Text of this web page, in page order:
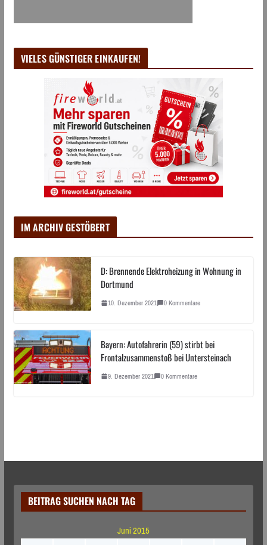
VIELES GÜNSTIGER EINKAUFEN!
IM ARCHIV GESTÖBERT
D: Brennende Elektroheizung in Wohnung in
Dortmund
10. Dezember 2021 0 Kommentare
Bayern: Autofahrerin (59) stirbt bei
Frontalzusammenstoß bei Untersteinach
9. Dezember 2021 0 Kommentare
BEITRAG SUCHEN NACH TAG
Juni 2015